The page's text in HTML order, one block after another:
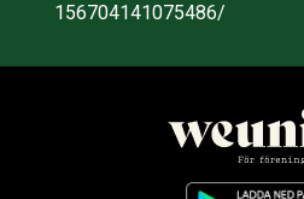
156704141075486/